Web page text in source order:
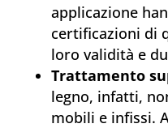
applicazione
certificazioni di
loro validità e
Trattamento
legno, infatti,
mobili e infissi.